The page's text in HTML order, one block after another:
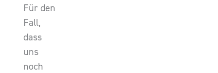
Für den
Fall,
dass
uns
noch